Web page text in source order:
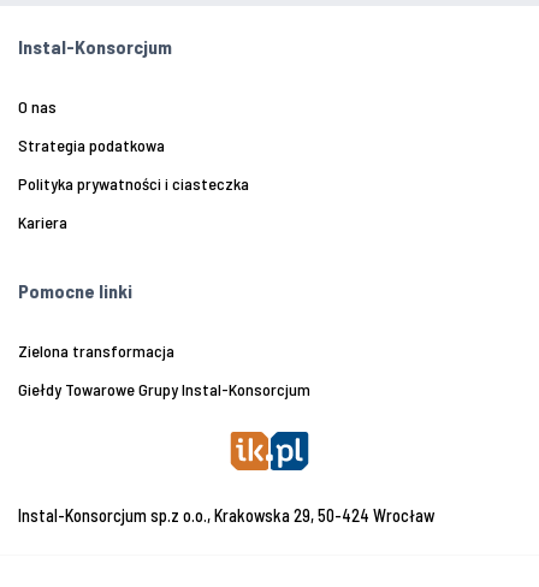
Instal-Konsorcjum
O nas
Strategia podatkowa
Polityka prywatności i ciasteczka
Kariera
Pomocne linki
Zielona transformacja
Giełdy Towarowe Grupy Instal-Konsorcjum
Instal-Konsorcjum sp.z o.o., Krakowska 29, 50-424 Wrocław